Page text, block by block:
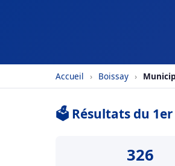
Accueil › Boissay ›
🗳️ Résultats du
326